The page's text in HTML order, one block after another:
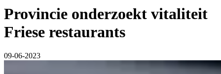
Provincie onderzoekt vitaliteit
Friese restaurants
09-06-2023